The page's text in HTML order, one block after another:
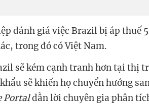
đánh giá việc Brazil bị áp thuế
trong đó có Việt Nam.
sẽ kém cạnh tranh hơn tại thị
sẽ khiến họ chuyển hướng
Portaldẫn lời chuyên gia phân